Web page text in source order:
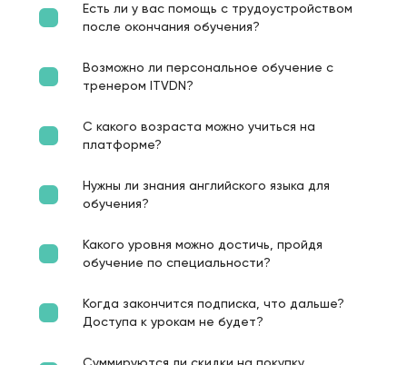
Есть ли у вас помощь с трудоустройством
после окончания обучения?
Возможно ли персональное обучение с
тренером ITVDN?
С какого возраста можно учиться на
платформе?
Нужны ли знания английского языка для
обучения?
Какого уровня можно достичь, пройдя
обучение по специальности?
Когда закончится подписка, что дальше?
Доступа к урокам не будет?